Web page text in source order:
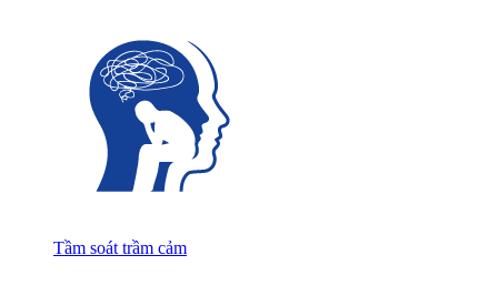
Tầm soát trầm cảm